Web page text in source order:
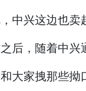
中兴这边也卖
后，随着中兴
大家拽那些拗